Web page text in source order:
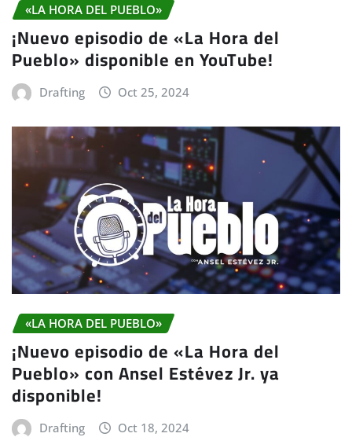
«LA HORA DEL PUEBLO»
¡Nuevo episodio de «La Hora del
Pueblo» disponible en YouTube!
Drafting Oct 25, 2024
«LA HORA DEL PUEBLO»
¡Nuevo episodio de «La Hora del
Pueblo» con Ansel Estévez Jr. ya
disponible!
Drafting Oct 18, 2024